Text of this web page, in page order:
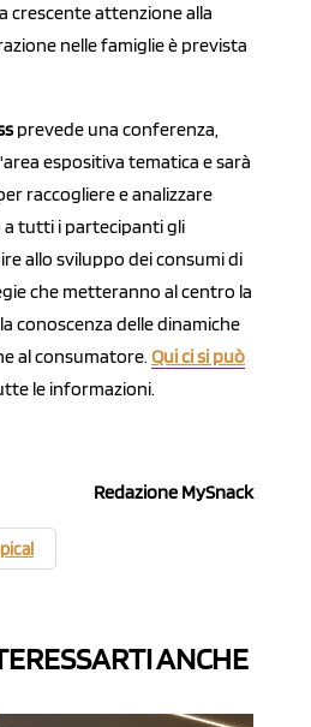
crescente attenzione alla
nelle famiglie è prevista
prevede una conferenza,
espositiva tematica e sarà
raccogliere e analizzare
tutti i partecipanti gli
allo sviluppo dei consumi di
che metteranno al centro la
conoscenza delle dinamiche
al consumatore. Qui ci si può
le informazioni.
Redazione MySnack
ANCHE